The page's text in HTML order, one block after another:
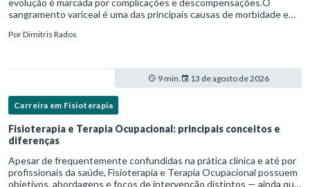
evolução é marcada por complicações e descompensações.O
sangramento variceal é uma das principais causas de morbidade e
hipertensão port
PorDimitris Rados
9 min. 13 de agosto de 2026
Carreira em Fisioterapia
Fisioterapia e Terapia Ocupacional: principais conceitos e
diferenças
Apesar de frequentemente confundidas na prática clínica e até por
profissionais da saúde, Fisioterapia e Terapia Ocupacional possuem
objetivos, abordagens e focos de intervenção distintos — ainda que